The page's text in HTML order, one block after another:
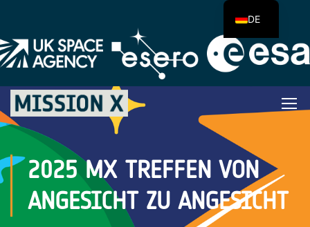
2025 MX TREFFEN VON
ANGESICHT ZU ANGESICHT
DE